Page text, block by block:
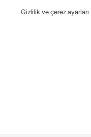
Gizlilik ve çerez ayarları